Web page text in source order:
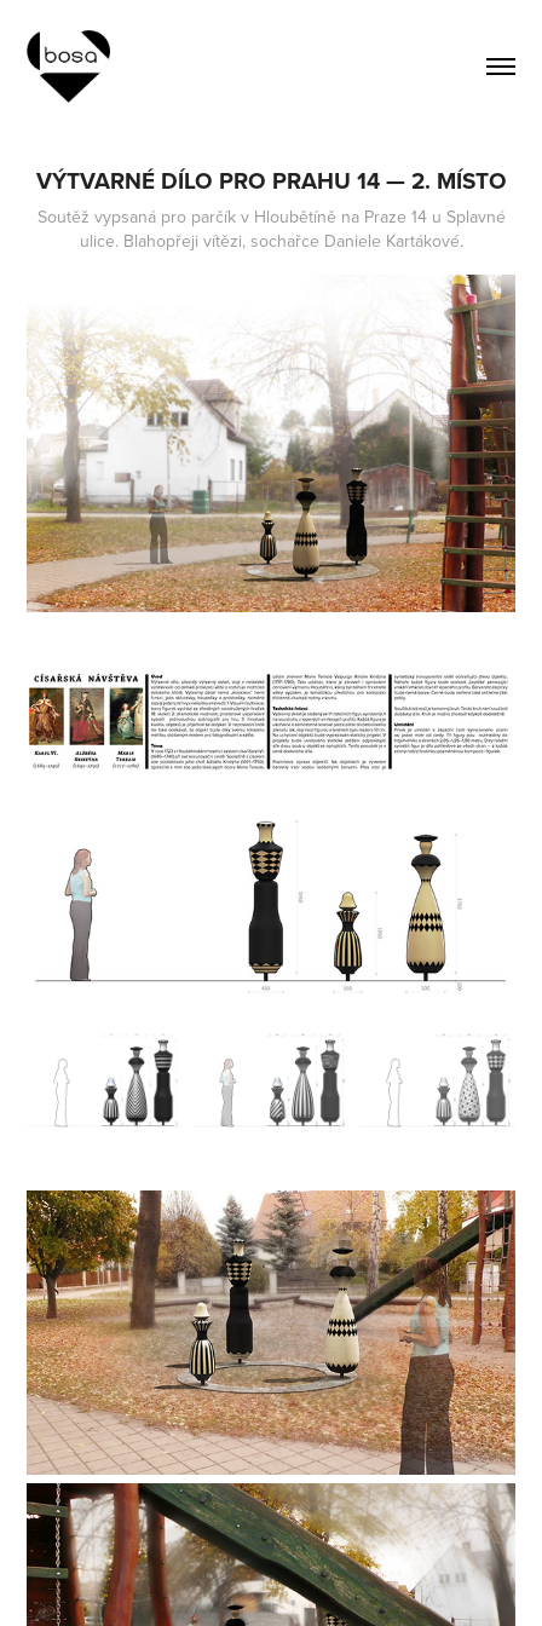
VÝTVARNÉ DÍLO PRO PRAHU 14 — 2. MÍSTO
Soutěž vypsaná pro parčík v Hloubětíně na Praze 14 u Splavné
ulice. Blahopřeji vítězi, sochařce Daniele Kartákové.